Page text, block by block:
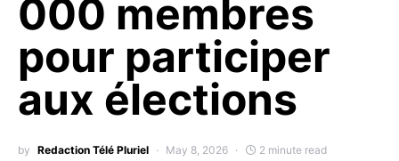
000 membres
pour participer
aux élections
by Redaction Télé Pluriel May 8, 2026 2 minute read